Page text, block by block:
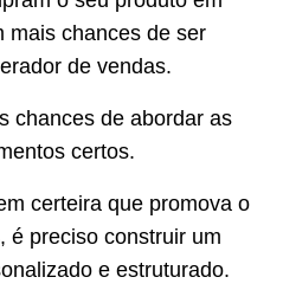
mais chances de ser
de vendas.
chances de abordar as
certos.
certeira que promova o
é preciso construir um
e estruturado.